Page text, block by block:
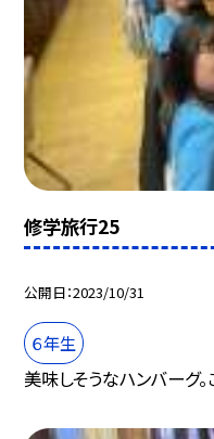
修学旅行25
公開日 2023/10/31
６年生
美味しそうなハンバーグ。